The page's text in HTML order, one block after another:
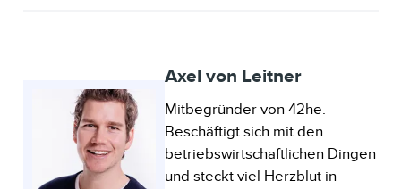
Axel von Leitner
Mitbegründer von 42he.
Beschäftigt sich mit den
betriebswirtschaftlichen Dingen
und steckt viel Herzblut in